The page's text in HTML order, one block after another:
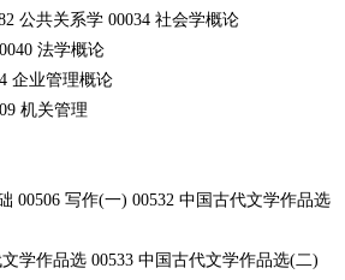
公共关系学 00034 社会学概论
法学概论
企业管理概论
机关管理
00506 写作(一) 00532 中国古代文学作品选
学作品选 00533 中国古代文学作品选(二)